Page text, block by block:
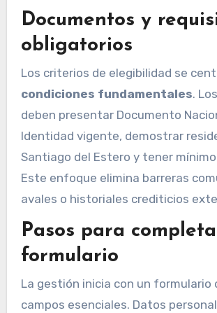
Documentos y
obligatorios
Los criterios de elegibilidad se
condiciones fundamentales.
deben presentar Documento
Identidad vigente, demostrar
Santiago del Estero y tener mínimo
Este enfoque elimina barreras
avales o historiales crediticios
Pasos para
formulario
La gestión inicia con un formulario
campos esenciales. Datos